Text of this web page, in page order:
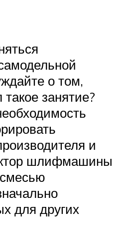
о том,
занятие?
и
шлифмашины
для других